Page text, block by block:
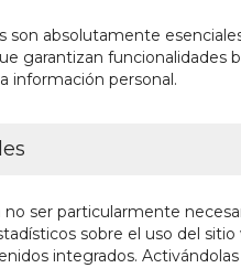
son absolutamente
garantizan funcionalidades
información personal.
no ser particularmente
sobre el uso del
integrados.